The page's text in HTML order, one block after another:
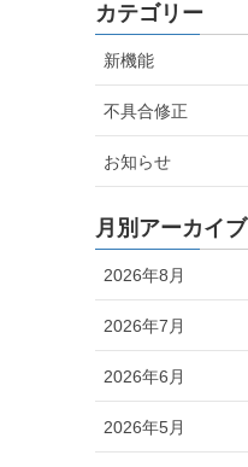
カテゴリー
新機能
不具合修正
お知らせ
月別アーカイブ
2026年8月
2026年7月
2026年6月
2026年5月